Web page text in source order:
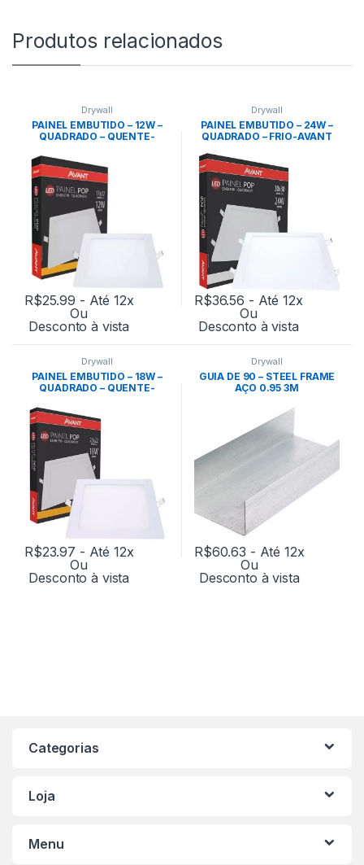
Produtos relacionados
Drywall
PAINEL EMBUTIDO – 12W –
QUADRADO – QUENTE-
R$25.99 - Até 12x
Ou
Desconto à vista
Drywall
PAINEL EMBUTIDO – 24W –
QUADRADO – FRIO-AVANT
R$36.56 - Até 12x
Ou
Desconto à vista
Drywall
PAINEL EMBUTIDO – 18W –
QUADRADO – QUENTE-
R$23.97 - Até 12x
Ou
Desconto à vista
Drywall
GUIA DE 90 – STEEL FRAME
AÇO 0.95 3M
R$60.63 - Até 12x
Ou
Desconto à vista
Categorias
Loja
Menu